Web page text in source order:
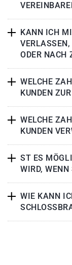
KANN ICH
ODER NACH
WELCHE
KUNDEN
WELCHE
KUNDEN
ST ES
WIRD,
WIE KANN